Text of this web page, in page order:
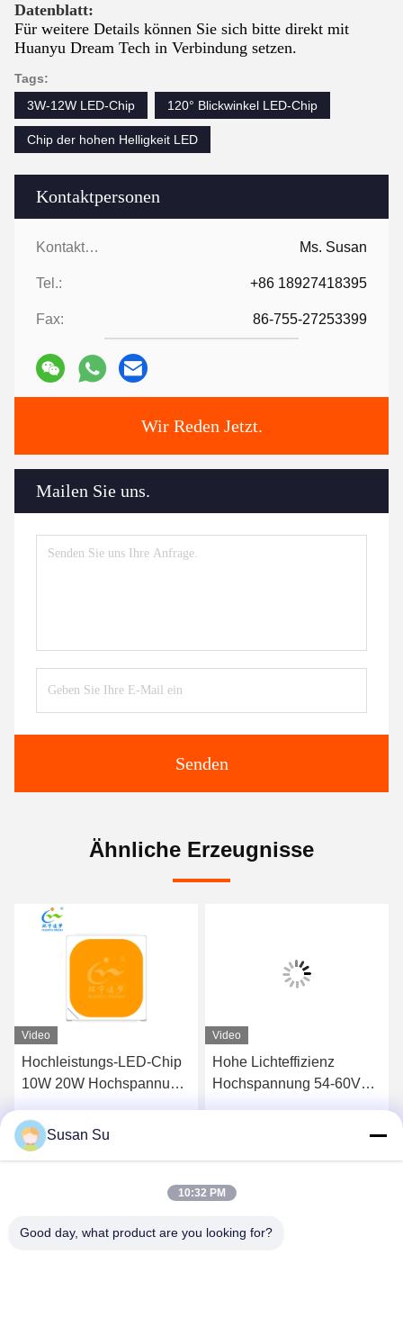
Kontaktpersonen
Kontaktpersonen: Ms. Susan
Tel.: +86 18927418395
Fax: 86-755-27253399
Wir Reden Jetzt.
Mailen Sie uns.
Senden
Datenblatt:
Für weitere Details können Sie sich bitte direkt mit
Huanyu Dream Tech in Verbindung setzen.
Tags:
3W-12W LED-Chip
120° Blickwinkel LED-Chip
Chip der hohen Helligkeit LED
Ähnliche Erzeugnisse
Video
Hochleistungs-LED-Chip
10W 20W Hochspannung
7070 Bernstein Warmweiß
3000K 1000LM 2000LM
Video
Hohe Lichteffizienz
Hochspannung 54-60V
Susan Su
10:32 PM
Good day, what product are you looking for?